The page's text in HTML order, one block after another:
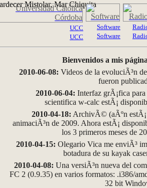
UCC
UCC
Software
Software
Bienvenidos a mis
2010-06-08: Videos de la evoluciÃ³n
fueron
2010-06-04: Interfaz grÃ¡fica
scientifica w-calc estÃ¡
2010-04-18: ArchivÃ© (aÃºn
animaciÃ³n de 2009. Ahora estÃ¡
los 3 primeros meses de
2010-04-15: Olegario Vica me enviÃ³
botadura de su kayak
2010-04-08: Una versiÃ³n nueva del
FC 2 (0.9.35) en varios formatos: .i386/
32 bit